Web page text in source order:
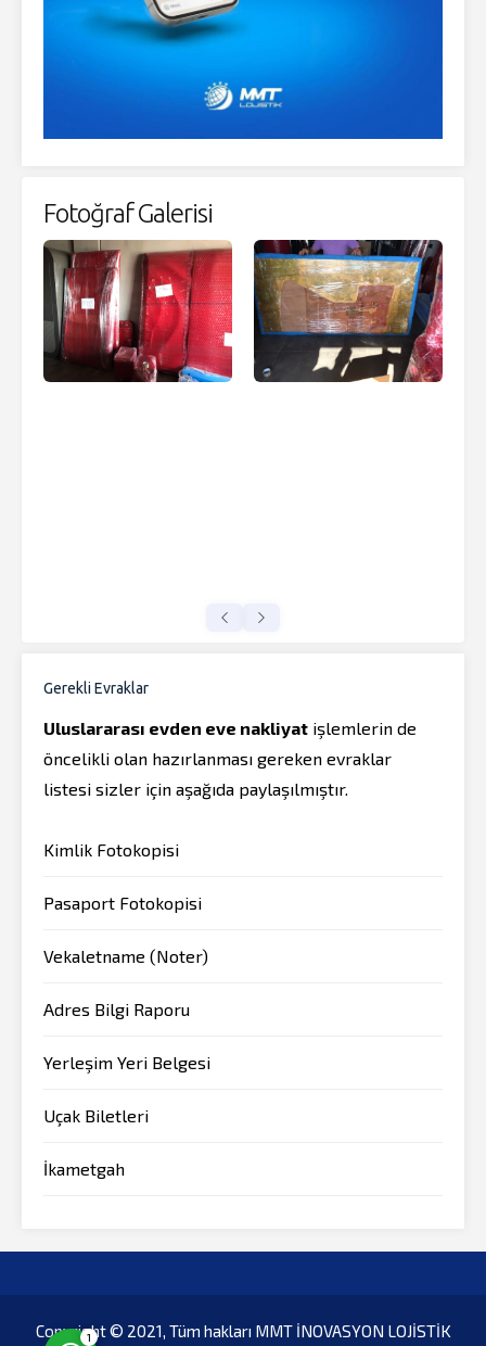
Fotoğraf Galerisi
Gerekli Evraklar
Uluslararası evden eve nakliyat işlemlerin de
öncelikli olan hazırlanması gereken evraklar
listesi sizler için aşağıda paylaşılmıştır.
Kimlik Fotokopisi
Pasaport Fotokopisi
Vekaletname (Noter)
Adres Bilgi Raporu
Yerleşim Yeri Belgesi
Uçak Biletleri
İkametgah
Copyright © 2021, Tüm hakları MMT İNOVASYON LOJİSTİK
1